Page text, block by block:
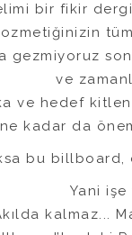
bir fikir
gezmiyoruz
ve
ve hedef
kadar da
bu billboard,
Yani işe
kalmaz...